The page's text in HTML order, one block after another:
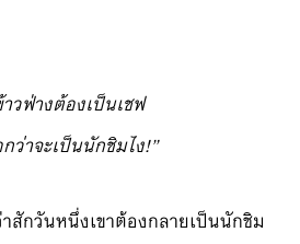
วฟ่างต้องเป็นเชฟ
ว่าจะเป็นนักชิมไง!”
สักวันหนึ่งเขาต้องกลายเป็นนักชิม